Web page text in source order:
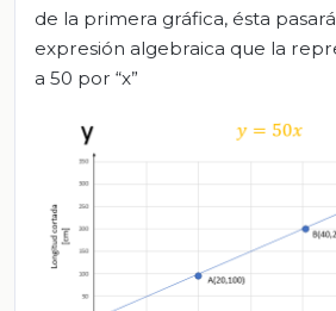
de la primera gráfica, ésta
expresión algebraica que la
a 50 por “x”